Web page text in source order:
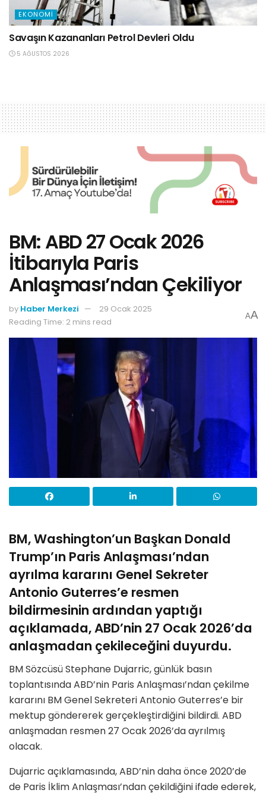
EKONOMI
Savaşın Kazananları Petrol Devleri Oldu
5 AĞUSTOS 2026
BM: ABD 27 Ocak 2026
İtibarıyla Paris
Anlaşması’ndan Çekiliyor
by Haber Merkezi
29 Ocak 2025
Reading Time: 2 mins read
AA
BM, Washington’un Başkan Donald
Trump’ın Paris Anlaşması’ndan
ayrılma kararını Genel Sekreter
Antonio Guterres’e resmen
bildirmesinin ardından yaptığı
açıklamada, ABD’nin 27 Ocak 2026’da
anlaşmadan çekileceğini duyurdu.
BM Sözcüsü Stephane Dujarric, günlük basın
toplantısında ABD’nin Paris Anlaşması’ndan çekilme
kararını BM Genel Sekreteri Antonio Guterres’e bir
mektup göndererek gerçekleştirdiğini bildirdi. ABD
anlaşmadan resmen 27 Ocak 2026’da ayrılmış
olacak.
Dujarric açıklamasında, ABD’nin daha önce 2020’de
de Paris İklim Anlaşması’ndan çekildiğini ifade ederek,